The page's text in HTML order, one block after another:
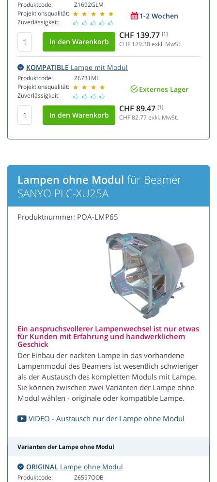
Produktcode:
Projektionsqualität:
Zuverlässigkeit:
Z1692GLM
1-2 Wochen
CHF 139.77 [1]
CHF 129.30exkl. MwSt.
KOMPATIBLE Lampe mit Modul
Produktcode:
Projektionsqualität:
Zuverlässigkeit:
Z6731ML
Externes Lager
CHF 89.47 [1]
CHF 82.77 exkl. MwSt.
Lampen ohne Modul für Beamer
SANYO PLC-XU25A
Produktnummer: POA-LMP65
Ein anspruchsvollerer Lampenwechsel ist nur etwas
für Kunden mit Erfahrung und handwerklichem
Geschick
Der Einbau der nackten Lampe in das vorhandene
Lampenmodul des Beamers ist wesentlich schwieriger
als der Austausch des kompletten Moduls mit Lampe.
Sie können zwischen zwei Varianten der Lampe ohne
Modul wählen - originale oder kompatible Lampe.
VIDEO - Austausch nur der Lampe ohne Modul
Varianten der Lampe ohne Modul
ORIGINAL Lampe ohne Modul
Produktcode: Z6597OOB